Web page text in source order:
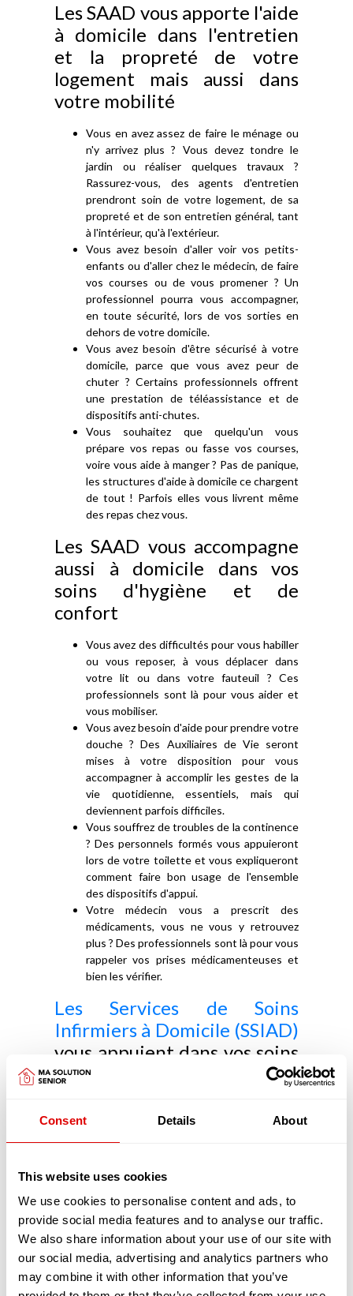
Consent Details About
This website uses cookies
We use cookies to personalise content and ads, to
provide social media features and to analyse our traffic.
We also share information about your use of our site with
our social media, advertising and analytics partners who
may combine it with other information that you’ve
Les SAAD vous apporte l'aide
à domicile dans l'entretien
et la propreté de votre
logement mais aussi dans
votre mobilité
Vous en avez assez de faire le ménage ou
n'y arrivez plus ? Vous devez tondre le
jardin ou réaliser quelques travaux ?
Rassurez-vous, des agents d'entretien
prendront soin de votre logement, de sa
propreté et de son entretien général, tant
à l'intérieur, qu'à l'extérieur.
Vous avez besoin d'aller voir vos petits-
enfants ou d'aller chez le médecin, de faire
vos courses ou de vous promener ? Un
professionnel pourra vous accompagner,
en toute sécurité, lors de vos sorties en
dehors de votre domicile.
Vous avez besoin d'être sécurisé à votre
domicile, parce que vous avez peur de
chuter ? Certains professionnels offrent
une prestation de téléassistance et de
dispositifs anti-chutes.
Vous souhaitez que quelqu'un vous
prépare vos repas ou fasse vos courses,
voire vous aide à manger ? Pas de panique,
les structures d'aide à domicile ce chargent
de tout ! Parfois elles vous livrent même
des repas chez vous.
Les SAAD vous accompagne
aussi à domicile dans vos
soins d'hygiène et de
confort
Vous avez des difficultés pour vous habiller
ou vous reposer, à vous déplacer dans
votre lit ou dans votre fauteuil ? Ces
professionnels sont là pour vous aider et
vous mobiliser.
Vous avez besoin d'aide pour prendre votre
douche ? Des Auxiliaires de Vie seront
mises à votre disposition pour vous
accompagner à accomplir les gestes de la
vie quotidienne, essentiels, mais qui
deviennent parfois difficiles.
Vous souffrez de troubles de la continence
? Des personnels formés vous appuieront
lors de votre toilette et vous expliqueront
comment faire bon usage de l'ensemble
des dispositifs d'appui.
Votre médecin vous a prescrit des
médicaments, vous ne vous y retrouvez
plus ? Des professionnels sont là pour vous
rappeler vos prises médicamenteuses et
bien les vérifier.
Les Services de Soins
Infirmiers à Domicile (SSIAD)
vous appuient dans vos soins
médicaux
d'autonomie, d'éviter une hospitalisation ou d'en
faciliter le retour à domicile. Les SSIAD retardent
Principalement constitués d'infirmiers et d'aides-
soignants diplômés les SSIAD réalisent, pour
votre confort, de nombreux actes, chez vous :
Vous avez besoin de préparer vos
médicaments ou de les prendre ?
Heureusement que les infirmiers sont là
pour préparer vos piluliers afin que vous